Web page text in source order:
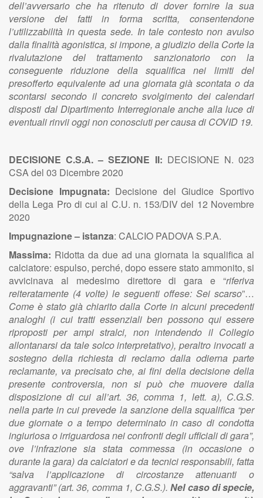
dell’avversario che ha ritenuto di dover fornire la sua
versione dei fatti in forma scritta, consentendone
l’utilizzabilità in questa sede. In tale contesto non avulso
dalla finalità agonistica, si impone, a giudizio della Corte la
rivalutazione del trattamento sanzionatorio con la
conseguente riduzione della squalifica nei limiti del
presofferto equivalente ad una giornata già scontata o da
scontarsi secondo il concreto svolgimento dei calendari
disposti dal Dipartimento Interregionale anche alla luce di
eventuali rinvii oggi non conosciuti per causa di COVID 19.
DECISIONE C.S.A. – SEZIONE II: DECISIONE N. 023
CSA del 03 Dicembre 2020
Decisione Impugnata: Decisione del Giudice Sportivo
della Lega Pro di cui al C.U. n. 153/DIV del 12 Novembre
2020
Impugnazione – istanza: CALCIO PADOVA S.P.A.
Massima: Ridotta da due ad una giornata la squalifica al
calciatore: espulso, perché, dopo essere stato ammonito, si
avvicinava al medesimo direttore di gara e “riferiva
reiteratamente (4 volte) le seguenti offese: Sei scarso”…
Come è stato già chiarito dalla Corte in alcuni precedenti
analoghi (i cui tratti essenziali ben possono qui essere
riproposti per ampi stralci, non intendendo il Collegio
allontanarsi da tale solco interpretativo), peraltro invocati a
sostegno della richiesta di reclamo dalla odierna parte
reclamante, va precisato che, ai fini della decisione della
presente controversia, non si può che muovere dalla
disposizione di cui all’art. 36, comma 1, lett. a), C.G.S.
nella parte in cui prevede la sanzione della squalifica “per
due giornate o a tempo determinato in caso di condotta
ingiuriosa o irriguardosa nei confronti degli ufficiali di gara”,
ove l’infrazione sia stata commessa (in occasione o
durante la gara) da calciatori e da tecnici responsabili, fatta
“salva l’applicazione di circostanze attenuanti o
aggravanti” (art. 36, comma 1, C.G.S.).Nel caso di specie,